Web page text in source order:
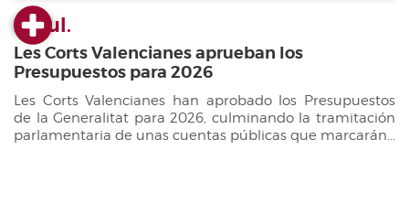
22 jul.
Les Corts Valencianes aprueban los
Presupuestos para 2026
Les Corts Valencianes han aprobado los Presupuestos
de la Generalitat para 2026, culminando la tramitación
parlamentaria de unas cuentas públicas que marcarán...